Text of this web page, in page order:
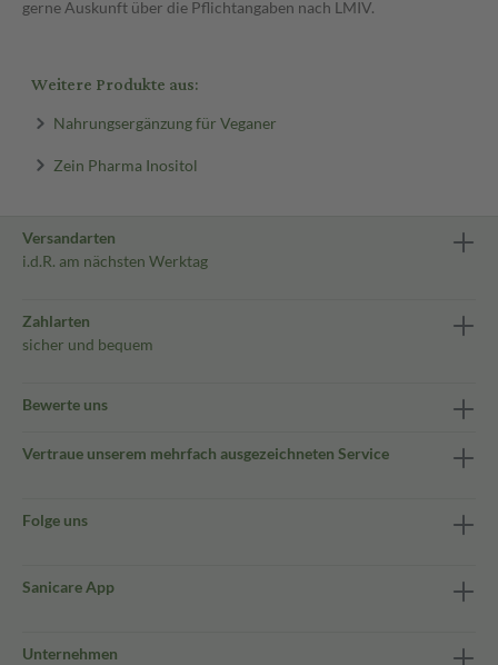
gerne Auskunft über die Pflichtangaben nach LMIV.
Weitere Produkte aus:
Nahrungsergänzung für Veganer
Zein Pharma Inositol
Versandarten
i.d.R. am nächsten Werktag
Zahlarten
sicher und bequem
Bewerte uns
Vertraue unserem mehrfach ausgezeichneten Service
Folge uns
Sanicare App
Unternehmen